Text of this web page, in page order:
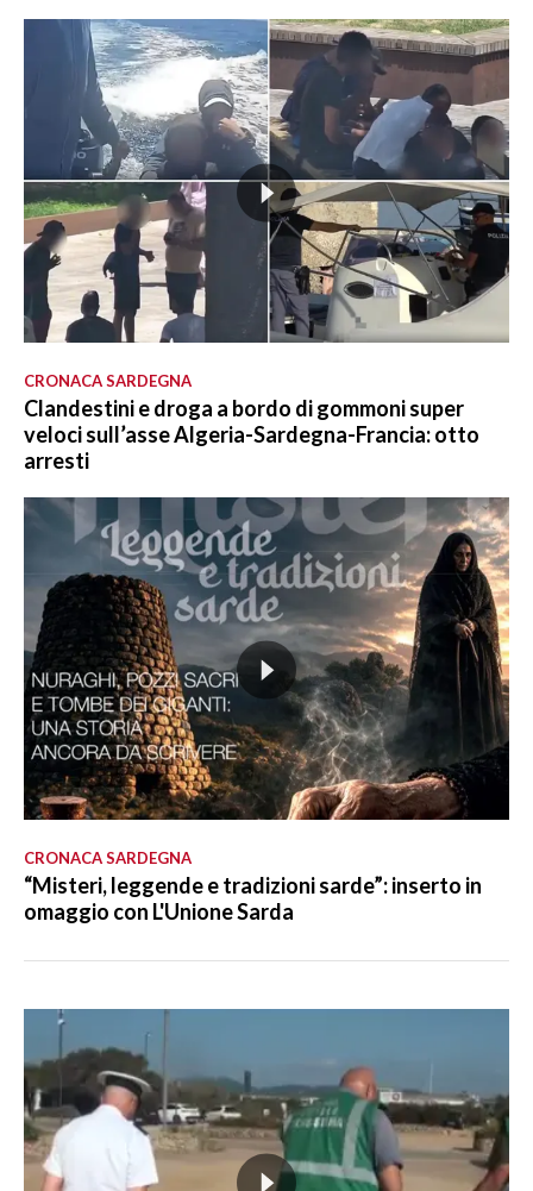
CRONACA SARDEGNA
Clandestini e droga a bordo di gommoni super
veloci sull’asse Algeria-Sardegna-Francia: otto
arresti
CRONACA SARDEGNA
“Misteri, leggende e tradizioni sarde”: inserto in
omaggio con L'Unione Sarda